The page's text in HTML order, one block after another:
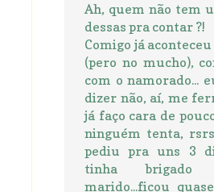
Ah, quem não tem
dessas pra contar ?!
Comigo já
(pero no mucho),
com o namorado...
dizer não, aí, me
já faço cara de
ninguém tenta,
pediu pra uns 3
tinha
marido...ficou